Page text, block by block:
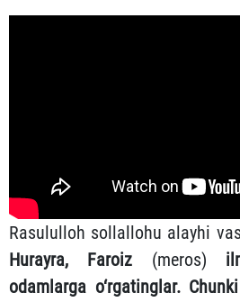
Rasululloh sollallohu alayhi
Hurayra, Faroiz (meros)
odamlarga o‘rgatinglar.